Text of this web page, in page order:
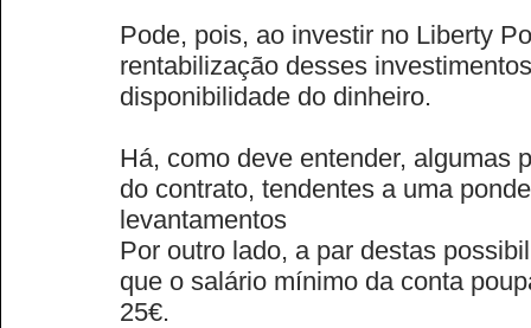
Pode, pois, ao investir no Liberty
rentabilização desses
disponibilidade do dinheiro.
Há, como deve entender, algumas
do contrato, tendentes a uma
levantamentos
Por outro lado, a par destas
que o salário mínimo da conta
25€.